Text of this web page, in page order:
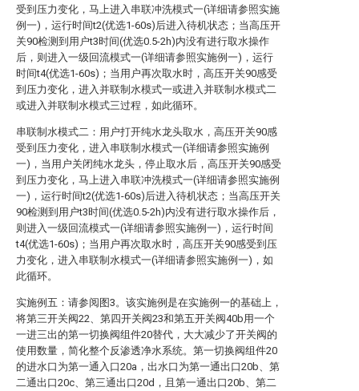
受到压力变化，马上进入串联冲洗模式一(详细请参照实施
例一)，运行时间t2(优选1-60s)后进入待机状态；当高压开
关90检测到用户t3时间(优选0.5-2h)内没有进行取水操作
后，则进入一级回流模式一(详细请参照实施例一)，运行
时间t4(优选1-60s)；当用户再次取水时，高压开关90感受
到压力变化，进入并联制水模式一或进入并联制水模式二
或进入并联制水模式三过程，如此循环。
串联制水模式二：用户打开纯水龙头取水，高压开关90感
受到压力变化，进入串联制水模式一(详细请参照实施例
一)，当用户关闭纯水龙头，停止取水后，高压开关90感受
到压力变化，马上进入串联冲洗模式一(详细请参照实施例
一)，运行时间t2(优选1-60s)后进入待机状态；当高压开关
90检测到用户t3时间(优选0.5-2h)内没有进行取水操作后，
则进入一级回流模式一(详细请参照实施例一)，运行时间
t4(优选1-60s)；当用户再次取水时，高压开关90感受到压
力变化，进入串联制水模式一(详细请参照实施例一)，如
此循环。
实施例五：请参阅图3。该实施例是在实施例一的基础上，
将第三开关阀22、第四开关阀23和第五开关阀40b用一个
一进三出的第一切换阀组件20替代，大大减少了开关阀的
使用数量，简化整个反渗透净水系统。第一切换阀组件20
的进水口为第一通入口20a，出水口为第一通出口20b、第
二通出口20c、第三通出口20d，且第一通出口20b、第二